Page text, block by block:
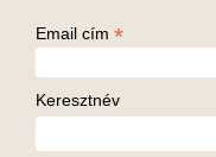
Email cím *
Keresztnév